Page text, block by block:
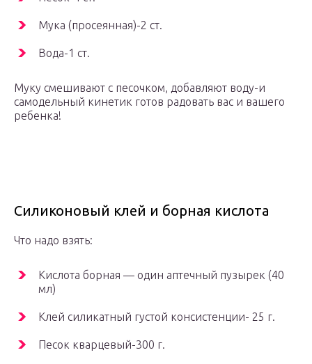
Мука (просеянная)-2 ст.
Вода-1 ст.
Муку смешивают с песочком, добавляют воду-и
самодельный кинетик готов радовать вас и вашего
ребенка!
Силиконовый клей и борная кислота
Что надо взять:
Кислота борная — один аптечный пузырек (40
мл)
Клей силикатный густой консистенции- 25 г.
Песок кварцевый-300 г.